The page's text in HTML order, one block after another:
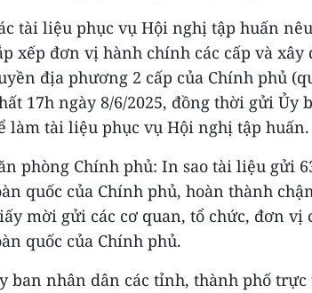
tài liệu phục vụ Hội nghị tập huấn
xếp đơn vị hành chính các cấp và
địa phương 2 cấp của Chính phủ
17h ngày 8/6/2025, đồng thời gửi Ủy
làm tài liệu phục vụ Hội nghị tập huấn.
phòng Chính phủ: In sao tài liệu gửi
quốc của Chính phủ, hoàn thành
mời gửi các cơ quan, tổ chức, đơn
quốc của Chính phủ.
ban nhân dân các tỉnh, thành phố